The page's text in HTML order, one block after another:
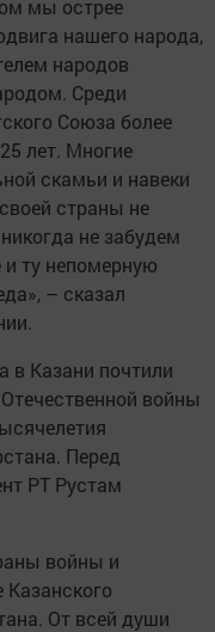
мы острее
нашего народа,
народов
Среди
Союза более
лет. Многие
скамьи и навеки
страны не
не забудем
ту непомерную
– сказал
в Казани почтили
войны
Перед
РТ Рустам
войны и
От всей души